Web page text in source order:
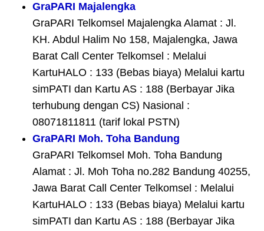
GraPARI Majalengka
GraPARI Telkomsel Majalengka Alamat : Jl.
KH. Abdul Halim No 158, Majalengka, Jawa
Barat Call Center Telkomsel : Melalui
KartuHALO : 133 (Bebas biaya) Melalui kartu
simPATI dan Kartu AS : 188 (Berbayar Jika
terhubung dengan CS) Nasional :
08071811811 (tarif lokal PSTN)
GraPARI Moh. Toha Bandung
GraPARI Telkomsel Moh. Toha Bandung
Alamat : Jl. Moh Toha no.282 Bandung 40255,
Jawa Barat Call Center Telkomsel : Melalui
KartuHALO : 133 (Bebas biaya) Melalui kartu
simPATI dan Kartu AS : 188 (Berbayar Jika